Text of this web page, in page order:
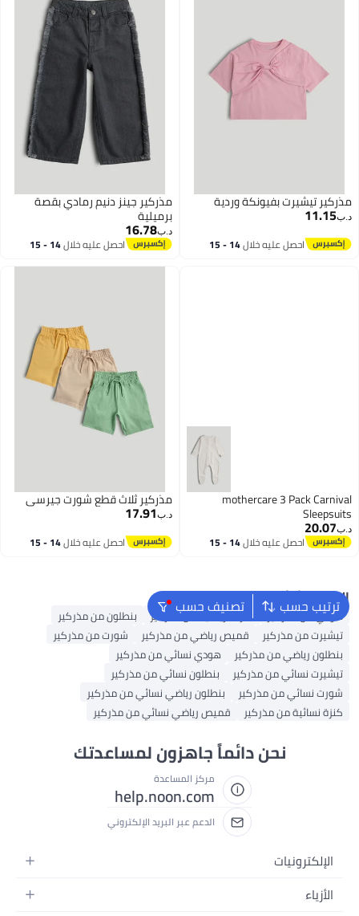
مذركير تيشيرت بفيونكة وردية
د.ب‏11.15
احصل عليه خلال 14 - 15
مذركير جينز دنيم رمادي بقصة
برميلية
د.ب‏16.78
احصل عليه خلال 14 - 15
mothercare 3 Pack Carnival
Sleepsuits
د.ب‏20.07
احصل عليه خلال 14 - 15
مذركير ثلاث قطع شورت جيرسي
د.ب‏17.91
احصل عليه خلال 14 - 15
ترتيب حسب تصنيف حسب البحث الشائع
هودي من مذركير كنزات رياضية من مذركير
بنطلون من مذركير
تيشيرت من مذركير
قميص رياضي من مذركير
شورت من مذركير
بنطلون رياضي من مذركير
هودي نسائي من مذركير
تيشيرت نسائي من مذركير
بنطلون نسائي من مذركير
شورت نسائي من مذركير
بنطلون رياضي نسائي من مذركير
كنزة نسائية من مذركير
قميص رياضي نسائي من مذركير
نحن دائماً جاهزون لمساعدتك
مركز المساعدة
help.noon.com
الدعم عبر البريد الإلكتروني
الإلكترونيات
الجوالات
الأزياء